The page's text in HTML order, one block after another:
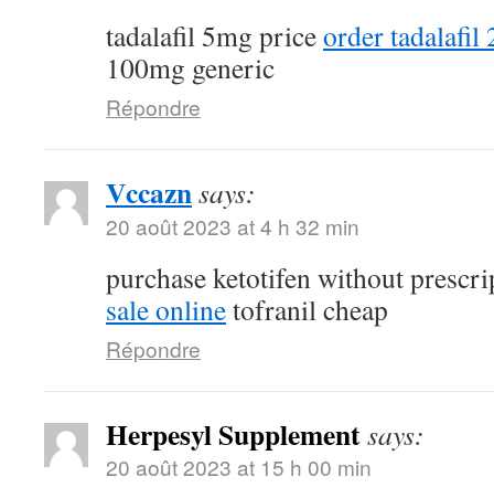
tadalafil 5mg priceorder tadalafil
100mg generic
Répondre
Vccaznsays:
20 août 2023 at 4 h 32 min
purchase ketotifen without
sale onlinetofranil cheap
Répondre
Herpesyl Supplementsays:
20 août 2023 at 15 h 00 min